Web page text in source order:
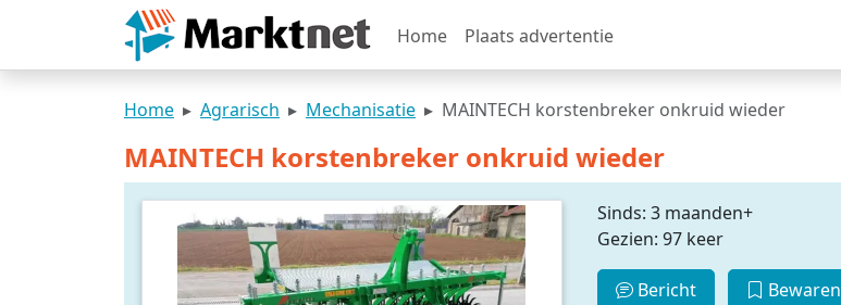
Home Plaats advertentie
Home Agrarisch Mechanisatie MAINTECH korstenbreker onkruid wieder
MAINTECH korstenbreker onkruid wieder
Sinds: 3 maanden+
Gezien: 97 keer
Bericht Bewaren